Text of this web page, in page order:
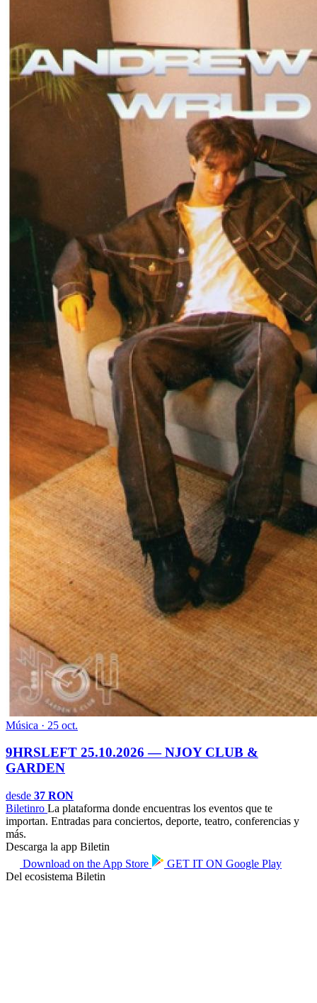
Música · 25 oct.
9HRSLEFT 25.10.2026 — NJOY CLUB &
GARDEN
desde 37 RON
Biletinro La plataforma donde encuentras los eventos que te
importan. Entradas para conciertos, deporte, teatro, conferencias y
más.
Descarga la app Biletin
Download on the App Store GET IT ON Google Play
Del ecosistema Biletin